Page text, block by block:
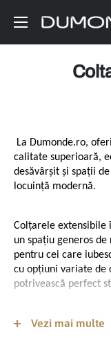
conținut
Dumonde.ro
🛋️
calitate superioară,
desăvârșit și spații
locuință modernă.
Colțarele extensibile
un spațiu generos
pentru cei care
cu opțiuni variate de
potrivească perfect
În plus, ne mândrim
Vezi mai multe